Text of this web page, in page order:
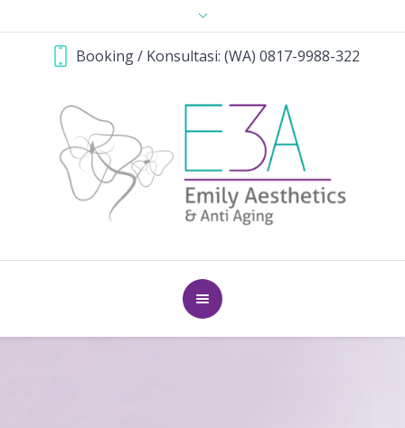
Booking / Konsultasi: (WA) 0817-9988-322